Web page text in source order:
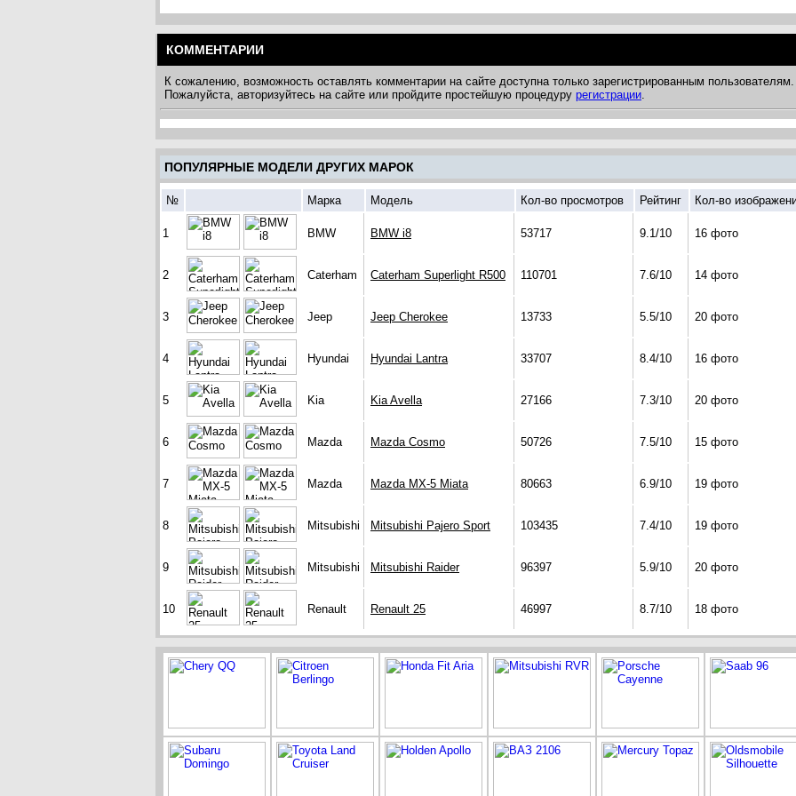
КОММЕНТАРИИ
К сожалению, возможность оставлять комментарии на сайте доступна только зарегистрированным пользователям.
Пожалуйста, авторизуйтесь на сайте или пройдите простейшую процедуру регистрации.
ПОПУЛЯРНЫЕ МОДЕЛИ ДРУГИХ МАРОК
№ Марка Модель Кол-во просмотров Рейтинг Кол-во
1 BMW BMW i8 53717 9.1/10 16 фото
2 Caterham Caterham Superlight R500 110701 7.6/10 14 фото
3 Jeep Jeep Cherokee 13733 5.5/10 20 фото
4 Hyundai Hyundai Lantra 33707 8.4/10 16 фото
5 Kia Kia Avella 27166 7.3/10 20 фото
6 Mazda Mazda Cosmo 50726 7.5/10 15 фото
7 Mazda Mazda MX-5 Miata 80663 6.9/10 19 фото
8 Mitsubishi Mitsubishi Pajero Sport 103435 7.4/10 19 фото
9 Mitsubishi Mitsubishi Raider 96397 5.9/10 20 фото
10 Renault Renault 25 46997 8.7/10 18 фото